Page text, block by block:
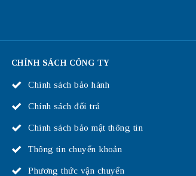
CHÍNH SÁCH CÔNG TY
Chính sách bảo hành
Chính sách đổi trả
Chính sách bảo mật thông tin
Thông tin chuyển khoản
Phương thức vận chuyển